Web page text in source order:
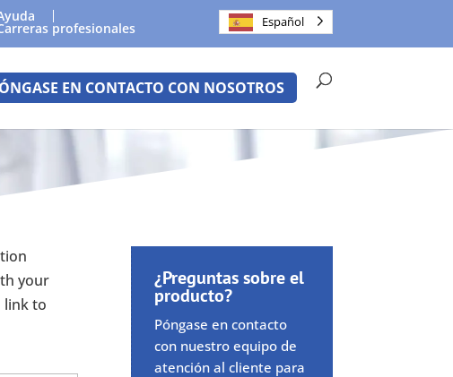
profesionales Español
EN CONTACTO CON NOSOTROS
your
link to
¿Preguntas sobre el
producto?
Póngase en contacto
con nuestro equipo de
atención al cliente para